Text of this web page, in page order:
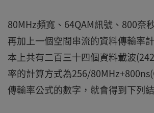
80MHz頻寬、64QAM訊號、800奈
再加上一個空間串流的資料傳輸率
本上共有二百三十四個資料載波
率的計算方式為256/
傳輸率公式的數字，就會得到下列